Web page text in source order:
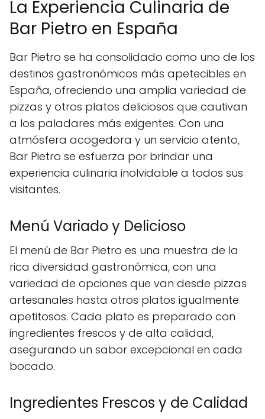
La Experiencia Culinaria de
Bar Pietro en España
Bar Pietro se ha consolidado como uno de los
destinos gastronómicos más apetecibles en
España, ofreciendo una amplia variedad de
pizzas y otros platos deliciosos que cautivan
a los paladares más exigentes. Con una
atmósfera acogedora y un servicio atento,
Bar Pietro se esfuerza por brindar una
experiencia culinaria inolvidable a todos sus
visitantes.
Menú Variado y Delicioso
El menú de Bar Pietro es una muestra de la
rica diversidad gastronómica, con una
variedad de opciones que van desde pizzas
artesanales hasta otros platos igualmente
apetitosos. Cada plato es preparado con
ingredientes frescos y de alta calidad,
asegurando un sabor excepcional en cada
bocado.
Ingredientes Frescos y de Calidad